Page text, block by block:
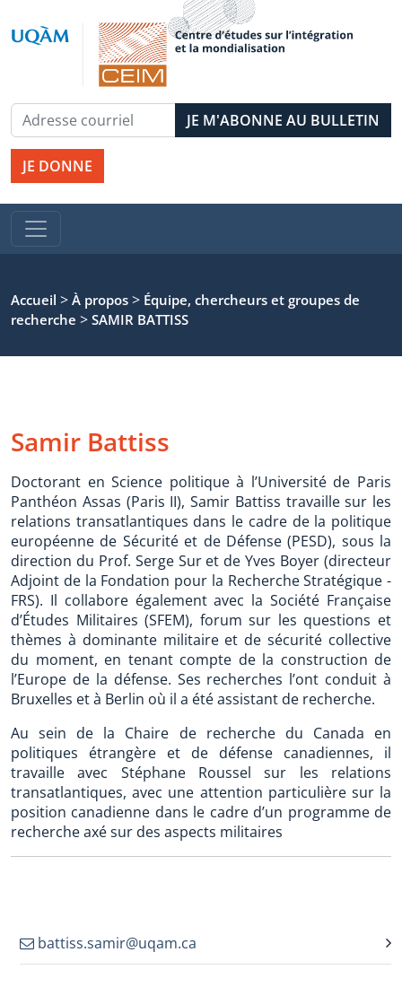
JE DONNE
Accueil > À propos > Équipe, chercheurs et groupes de
recherche > SAMIR BATTISS
Samir Battiss
Doctorant en Science politique à l’Université de Paris
Panthéon Assas (Paris II), Samir Battiss travaille sur les
relations transatlantiques dans le cadre de la politique
européenne de Sécurité et de Défense (PESD), sous la
direction du Prof. Serge Sur et de Yves Boyer (directeur
Adjoint de la Fondation pour la Recherche Stratégique -
FRS). Il collabore également avec la Société Française
d’Études Militaires (SFEM), forum sur les questions et
thèmes à dominante militaire et de sécurité collective
du moment, en tenant compte de la construction de
l’Europe de la défense. Ses recherches l’ont conduit à
Bruxelles et à Berlin où il a été assistant de recherche.
Au sein de la Chaire de recherche du Canada en
politiques étrangère et de défense canadiennes, il
travaille avec Stéphane Roussel sur les relations
transatlantiques, avec une attention particulière sur la
position canadienne dans le cadre d’un programme de
recherche axé sur des aspects militaires
battiss.samir@uqam.ca